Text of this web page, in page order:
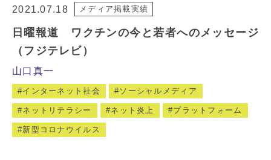
2021.07.18 メディア掲載実績
日曜報道 ワクチンの今と若者へのメッセージ
（フジテレビ）
山口真一
インターネット社会 ソーシャルメディア
ネットリテラシー ネット炎上 プラットフォーム
新型コロナウイルス